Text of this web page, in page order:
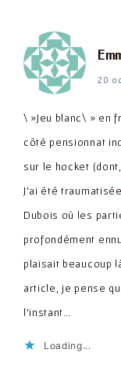
20
\ »Jeu blanc\ » en
côté pensionnat
sur le hocket
J'ai été
Dubois où les
profondément
plaisait beaucoup
article, je pense
l'instant…
Loading...